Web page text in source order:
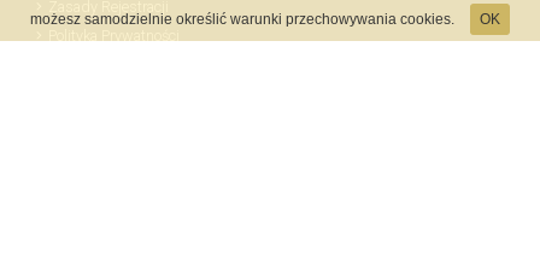
możesz samodzielnie określić warunki przechowywania cookies.
OK